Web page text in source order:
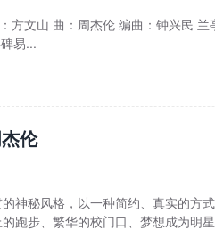
方文山 曲：周杰伦 编曲：钟兴民
易...
伦
神秘风格，以一种简约、真实的方
跑步、繁华的校门口、梦想成为明